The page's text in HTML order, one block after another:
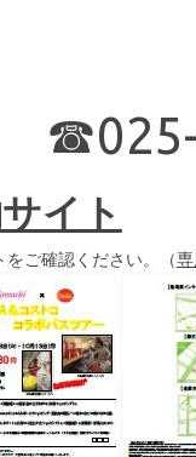
イト
ご確認ください。（